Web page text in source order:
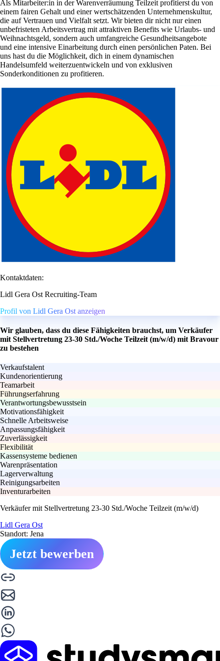
Als Mitarbeiter:in in der Warenverräumung Teilzeit profitierst du von
einem fairen Gehalt und einer wertschätzenden Unternehmenskultur,
die auf Vertrauen und Vielfalt setzt. Wir bieten dir nicht nur einen
unbefristeten Arbeitsvertrag mit attraktiven Benefits wie Urlaubs- und
Weihnachtsgeld, sondern auch umfangreiche Gesundheitsangebote
und eine intensive Einarbeitung durch einen persönlichen Paten. Bei
uns hast du die Möglichkeit, dich in einem dynamischen
Handelsumfeld weiterzuentwickeln und von exklusiven
Sonderkonditionen zu profitieren.
Kontaktdaten:
Lidl Gera Ost Recruiting-Team
Profil von Lidl Gera Ost anzeigen
Wir glauben, dass du diese Fähigkeiten brauchst, um Verkäufer
mit Stellvertretung 23-30 Std./Woche Teilzeit (m/w/d) mit Bravour
zu bestehen
Verkaufstalent
Kundenorientierung
Teamarbeit
Führungserfahrung
Verantwortungsbewusstsein
Motivationsfähigkeit
Schnelle Arbeitsweise
Anpassungsfähigkeit
Zuverlässigkeit
Flexibilität
Kassensysteme bedienen
Warenpräsentation
Lagerverwaltung
Reinigungsarbeiten
Inventurarbeiten
Verkäufer mit Stellvertretung 23-30 Std./Woche Teilzeit (m/w/d)
Lidl Gera Ost
Standort: Jena
Jetzt bewerben